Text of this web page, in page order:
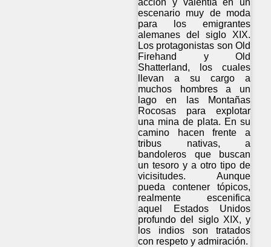
escenario muy de moda
para los emigrantes
alemanes del siglo XIX.
Los protagonistas son Old
Firehand y Old
Shatterland, los cuales
llevan a su cargo a
muchos hombres a un
lago en las Montañas
Rocosas para explotar
una mina de plata. En su
camino hacen frente a
tribus nativas, a
bandoleros que buscan
un tesoro y a otro tipo de
vicisitudes. Aunque
pueda contener tópicos,
realmente escenifica
aquel Estados Unidos
profundo del siglo XIX, y
los indios son tratados
con respeto y admiración.